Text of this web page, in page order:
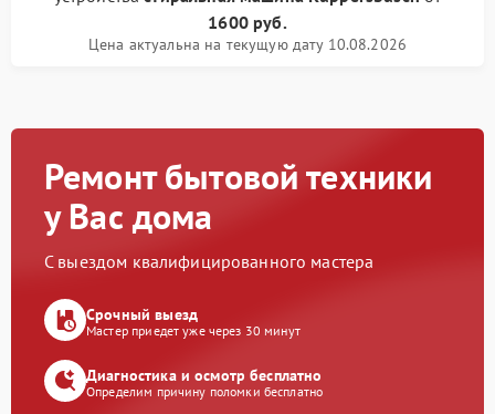
1600 руб.
Цена актуальна на текущую дату 10.08.2026
Ремонт бытовой техники
у Вас дома
С выездом квалифицированного мастера
Срочный выезд
Мастер приедет уже через 30 минут
Диагностика и осмотр бесплатно
Определим причину поломки бесплатно